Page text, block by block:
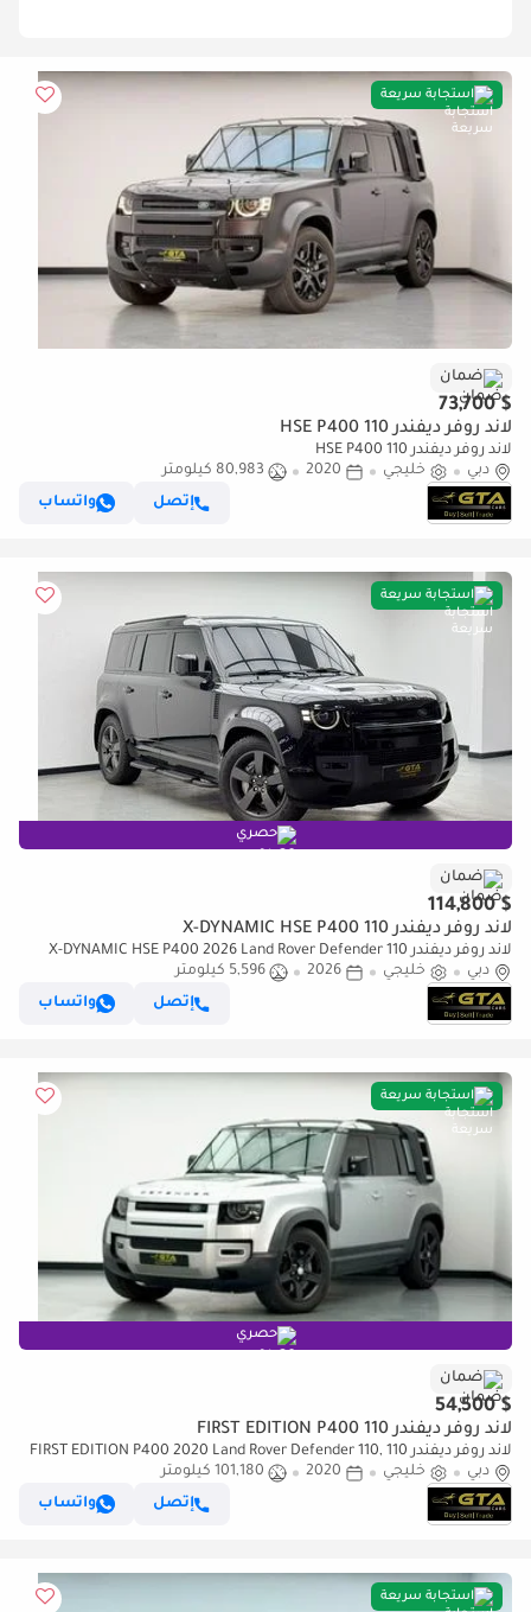
استجابة سريعة
ضمان
$ 73,700
لاند روفر ديفندر 110 HSE P400
لاند روفر ديفندر 110 HSE P400
دبي
خليجي 2020
80,983 كيلومتر
إتصل
واتساب
استجابة سريعة
حصري
ضمان
$ 114,800
لاند روفر ديفندر 110 X-DYNAMIC HSE P400
لاند روفر ديفندر 110 X-DYNAMIC HSE P400 2026 Land Rover Defender
P400 X-Dynamic HSE, Land Rover Warranty+Service Contract, GCC
Specs
دبي خليجي 2026
5,596 كيلومتر
إتصل
واتساب
استجابة سريعة
حصري
ضمان
$ 54,500
لاند روفر ديفندر 110 FIRST EDITION P400
لاند روفر ديفندر 110 FIRST EDITION P400 2020 Land Rover Defender 110,
04/2027 Gargash Warranty + Service Contract, Full Service History, GCC
دبي خليجي 2020
101,180 كيلومتر
إتصل
واتساب
استجابة سريعة